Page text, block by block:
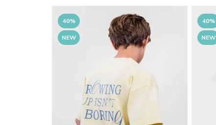
40%
NEW
40%
NEW